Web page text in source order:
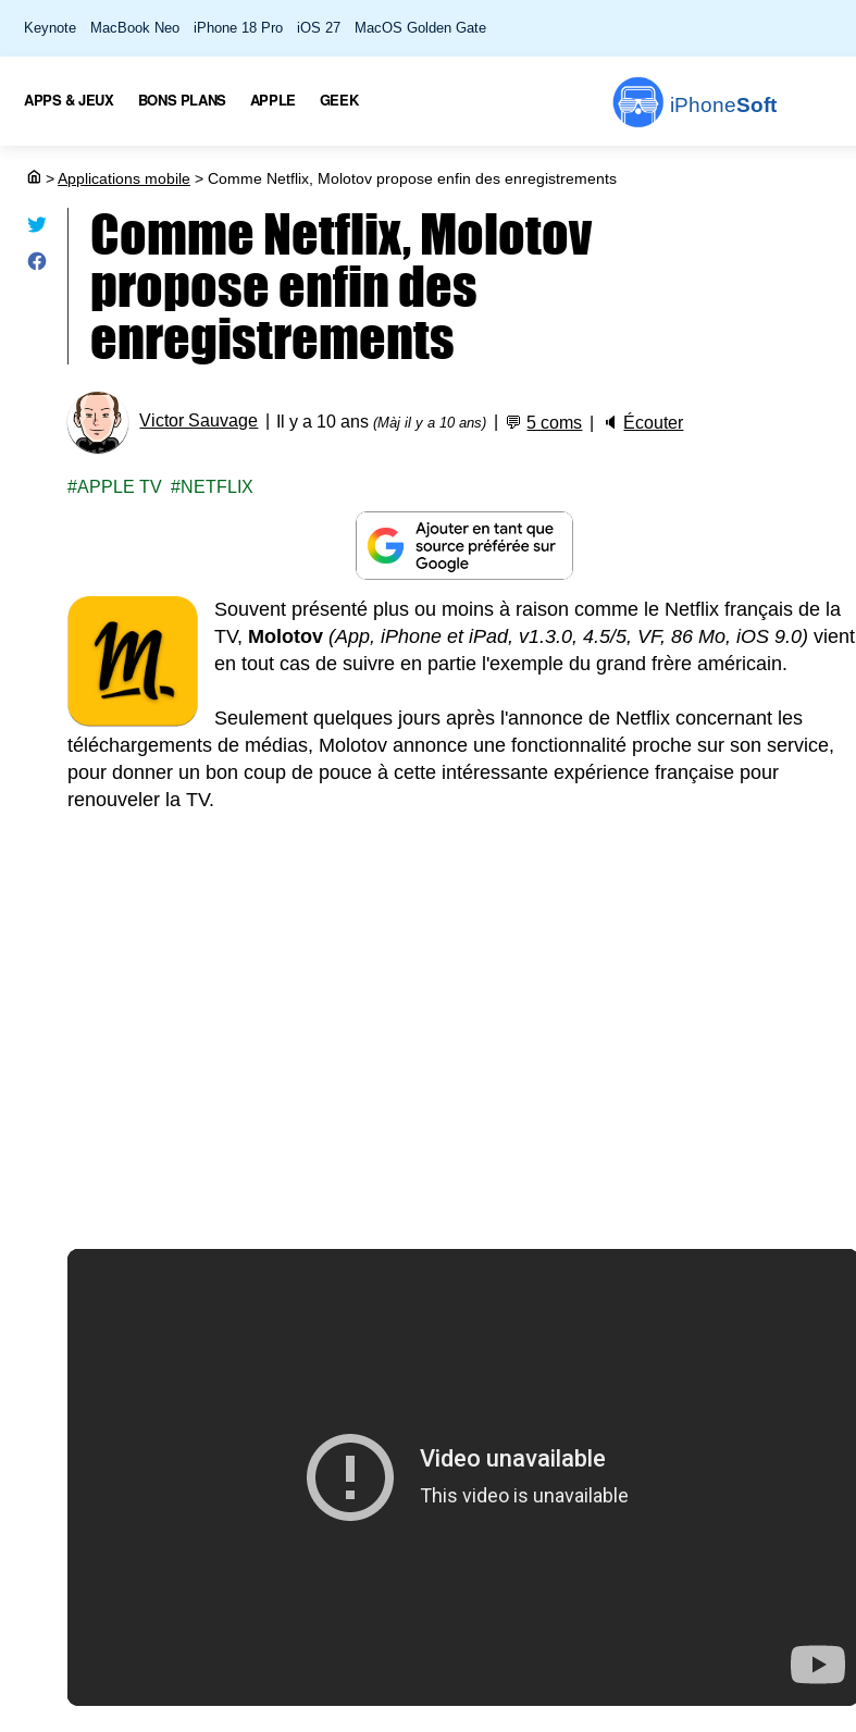
Keynote MacBook Neo iPhone 18 Pro iOS 27 MacOS Golden Gate
iPhoneSoft
APPS & JEUX BONS PLANS APPLE GEEK
>Applications mobile > Comme Netflix, Molotov propose enfin des enregistrements
Comme Netflix, Molotov
propose enfin des
enregistrements
Victor Sauvage Il y a 10 ans(Màj il y a 10 ans) 💬5 coms 🔈 Écouter
APPLE TV NETFLIX
Souvent présenté plus ou moins à raison comme le Netflix français de la
TV, Molotov(App, iPhone et iPad, v1.3.0, 4.5/5, VF, 86 Mo, iOS 9.0)vient
en tout cas de suivre en partie l'exemple du grand frère américain.
Seulement quelques jours après l'annonce de Netflix concernant les
téléchargements de médias, Molotov annonce une fonctionnalité proche sur son service,
pour donner un bon coup de pouce à cette intéressante expérience française pour
renouveler la TV.